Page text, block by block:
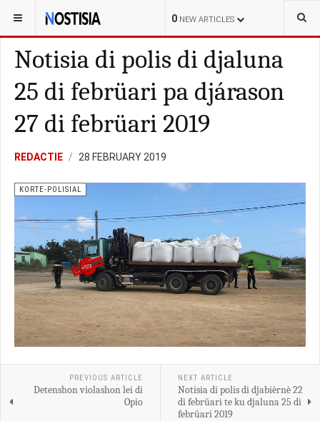
0 NEW ARTICLES
YOU ARE HERE: BONAIRE KORTE-POLISIAL
Notisia di polis di djaluna
25 di febrüari pa djárason
27 di febrüari 2019
REDACTIE 28 FEBRUARY 2019
KORTE-POLISIAL
PREVIOUS ARTICLE
Detenshon violashon lei di
Opio
NEXT ARTICLE
Notisia di polis di djabièrnè 22
di febrüari te ku djaluna 25 di
febrüari 2019